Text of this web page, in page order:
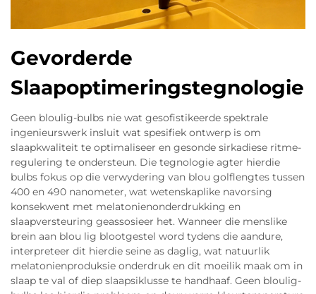
Gevorderde
Slaapoptimeringstegnologie
Geen bloulig-bulbs nie wat gesofistikeerde spektrale
ingenieurswerk insluit wat spesifiek ontwerp is om
slaapkwaliteit te optimaliseer en gesonde sirkadiese ritme-
regulering te ondersteun. Die tegnologie agter hierdie
bulbs fokus op die verwydering van blou golflengtes tussen
400 en 490 nanometer, wat wetenskaplike navorsing
konsekwent met melatonienonderdrukking en
slaapversteuring geassosieer het. Wanneer die menslike
brein aan blou lig blootgestel word tydens die aandure,
interpreteer dit hierdie seine as daglig, wat natuurlik
melatonienproduksie onderdruk en dit moeilik maak om in
slaap te val of diep slaapsiklusse te handhaaf. Geen bloulig-